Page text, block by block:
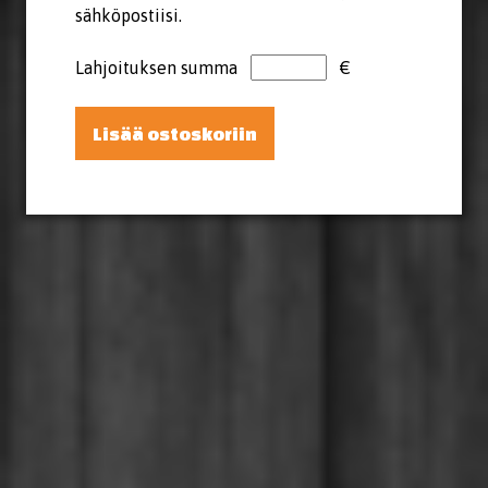
sähköpostiisi.
Lahjoituksen summa €
Lisää ostoskoriin